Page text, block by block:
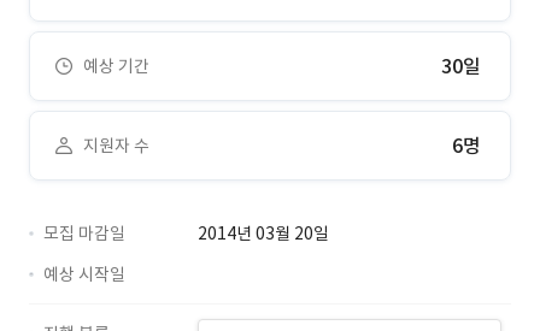
예상 기간 30일
지원자 수 6명
모집 마감일
2014년 03월 20일
예상 시작일